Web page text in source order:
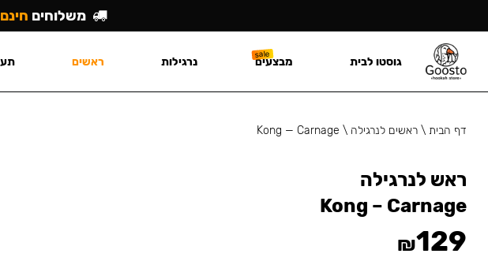
דף הבית\ ראשים לנרגילה \
Kong — Carnage
ראש לנרגילה
Kong – Carnage
₪129
משלוחים חינם
גוסטו לבית מבצעים נרגילות ראשים